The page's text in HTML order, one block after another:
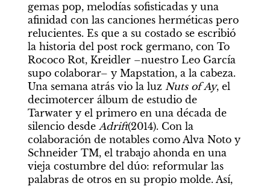
gemas pop, melodías sofisticadas y una
afinidad con las canciones herméticas pero
relucientes. Es que a su costado se escribió
la historia del post rock germano, con To
Rococo Rot, Kreidler –nuestro Leo García
supo colaborar– y Mapstation, a la cabeza.
Una semana atrás vio la luz Nuts of Ay, el
decimotercer álbum de estudio de
Tarwater y el primero en una década de
silencio desde Adrift(2014). Con la
colaboración de notables como Alva Noto y
Schneider TM, el trabajo ahonda en una
vieja costumbre del dúo: reformular las
palabras de otros en su propio molde. Así,